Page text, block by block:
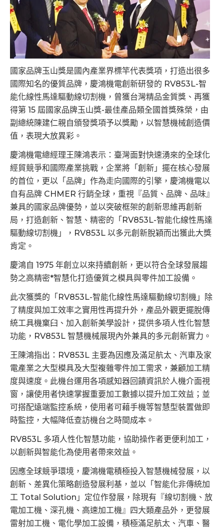
國家品牌玉山獎是國內產業界標竿代表獎項，打造出很多
國際知名的優質品牌，慶鴻機電創新研發的 RV853L-智
能化線性馬達驅動線切割機，曾獲台灣精品金質獎、再獲
得第 15 屆國家品牌玉山獎-最佳產品類全國首獎殊榮，由
副總統陳建仁親自頒發獎項予以獎勵，以智慧機械創造價
值，表現大放異彩。
慶鴻機電總經理王陳鴻表示：臺灣面對快速湧來的全球化
經貿競爭和國際產業挑戰，企業將「創新」擺在核心發展
的首位，更以「品牌」作為走向國際的引擎，慶鴻機電以
自有品牌 CHMER 行銷全球，重視『品質、品牌、品味』
兼具的國家品牌優勢，並以突破框架的創新思維再創新
局，打造創新、智慧、精密的「RV853L-智能化線性馬達
驅動線切割機」，RV853L 以多元創新脫穎而出獲此大獎
肯定。
慶鴻自 1975 年創立以來持續創新，更以符合全球發展趨
勢之高精密*智慧化打造優質之模具與零件加工設備。
此次獲獎的「RV853L-智能化線性馬達驅動線切割機」除
了精度與加工效率之實用性再提升外，產品外觀更擺脫傳
統工具機窠臼、加入創新美學設計，提供多項人性化智慧
功能，RV853L 智慧機械展現內外兼具的多元創新實力。
王陳鴻指出：RV853L 主要為因應及滿足航太、汽車及家
電產業之大型模具及大型複雜零件加工需求，兼顧加工精
度與速度。此機台運用各項感知器回饋資訊於人機介面視
窗，讓使用者快速掌握重要加工數據以提升加工效益；並
可搭配遠端監控系統，使用者可藉手機等智慧型裝置做即
時監控，大幅降低查訪機台之時間成本。
RV853L 多項人性化智慧功能，協助操作者更便利加工，
以創新與智能化為使用者帶來效益。
因應全球競爭環境，慶鴻機電積極投入智慧機械發展，以
創新、差異化策略創造發展利基，並以「智能化非傳統加
工 Total Solution」定位作發展，除現有『線切割機、放
電加工機、深孔機、高速加工機』四大類產品外，更發展
雷射加工機、電化學加工設備，積極滿足航太、汽車、醫